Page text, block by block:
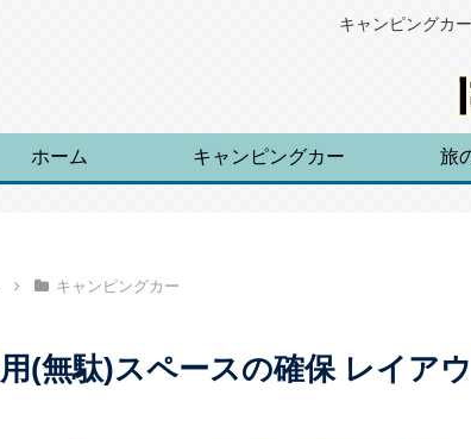
キャンピングカ
ホーム キャンピングカー 旅
キャンピングカー
用(無駄)スペースの確保 レイア